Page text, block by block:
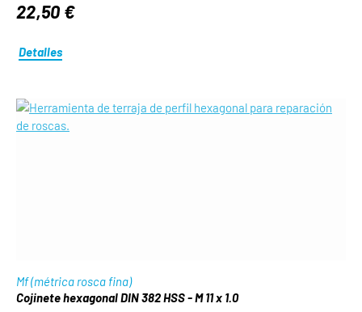
22,50 €
Detalles
Mf (métrica rosca fina)
Cojinete hexagonal DIN 382 HSS - M 11 x 1.0